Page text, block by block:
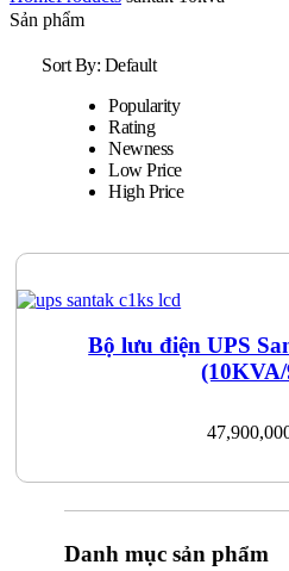
Sản phẩm
Sort By: Default
Popularity
Rating
Newness
Low Price
High Price
Bộ lưu điện UPS
Danh mục sản phẩm